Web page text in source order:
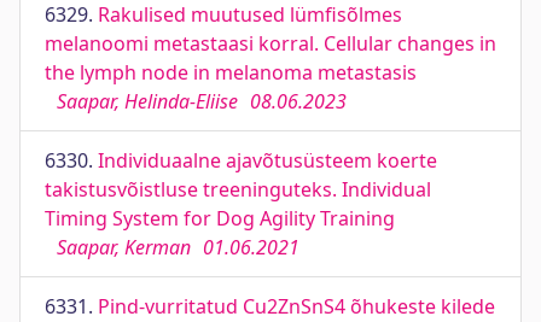
6329. Rakulised muutused lümfisõlmes
melanoomi metastaasi korral. Cellular changes in
the lymph node in melanoma metastasis
Saapar, Helinda-Eliise 08.06.2023
6330. Individuaalne ajavõtusüsteem koerte
takistusvõistluse treeninguteks. Individual
Timing System for Dog Agility Training
Saapar, Kerman 01.06.2021
6331. Pind-vurritatud Cu2ZnSnS4 õhukeste kilede